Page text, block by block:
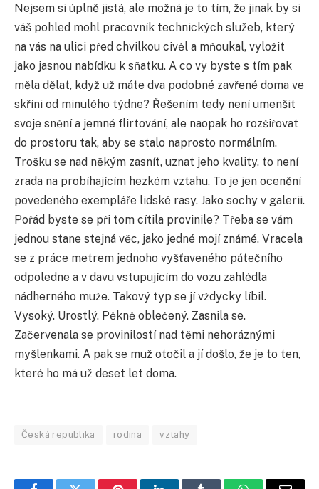
Nejsem si úplně jistá, ale možná je to tím, že jinak by si
váš pohled mohl pracovník technických služeb, který
na vás na ulici před chvilkou civěl a mňoukal, vyložit
jako jasnou nabídku k sňatku. A co vy byste s tím pak
měla dělat, když už máte dva podobné zavřené doma ve
skříni od minulého týdne? Řešením tedy není umenšit
svoje snění a jemné flirtování, ale naopak ho rozšiřovat
do prostoru tak, aby se stalo naprosto normálním.
Trošku se nad někým zasnít, uznat jeho kvality, to není
zrada na probíhajícím hezkém vztahu. To je jen ocenění
povedeného exempláře lidské rasy. Jako sochy v galerii.
Pořád byste se při tom cítila provinile? Třeba se vám
jednou stane stejná věc, jako jedné mojí známé. Vracela
se z práce metrem jednoho vyšťaveného pátečního
odpoledne a v davu vstupujícím do vozu zahlédla
nádherného muže. Takový typ se jí vždycky líbil.
Vysoký. Urostlý. Pěkně oblečený. Zasnila se.
Začervenala se provinilostí nad těmi nehoráznými
myšlenkami. A pak se muž otočil a jí došlo, že je to ten,
které ho má už deset let doma.
Česká republika rodina vztahy